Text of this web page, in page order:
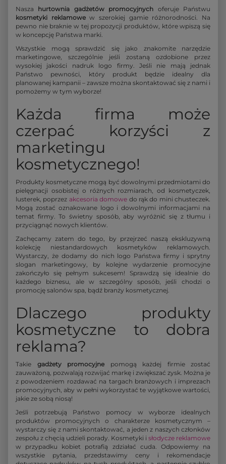
Nasza hurtownia gadżetów promocyjnych oferuje Państwu
kosmetyki reklamowew szerokiej gamie różnorodności. Na
pewno nie braknie w tej propozycji produktów, które wpiszą się
w koncepcję Państwa marki.
Wszystkie mogą sprawdzić się jako znakomite narzędzie
marketingowe, szczególnie jeśli zostaną ozdobione przez
wysokiej jakości nadruk logo firmy. Jeśli nie mają jednak
Państwo pewności, który produkt będzie idealny dla
planowanej kampanii – zawsze można skontaktować się z nami i
pomożemy w tym wyborze!
Każda firma może
czerpać korzyści z
marketingu
kosmetycznego!
Produkty kosmetyczne mogą być dowolnymi przedmiotami do
pielęgnacji osobistej o różnych rozmiarach, od kosmetyczek,
lusterek, poprzez akcesoria domowe do rąk do mini chusteczek.
Mogą zostać oznakowane logo i dowolnymi informacjami na
temat firmy. To świetny sposób, aby wyróżnić się z tłumu i
przyciągnąć nowych klientów.
Zachęcamy zatem do tego, by przejrzeć naszą ekskluzywną
kolekcję niestandardowych kosmetyków reklamowych.
Wystarczy, że dodamy do nich logo Państwa firmy i sprytny
slogan marketingowy, by kolejne wydarzenie promocyjne
zakończyło się pełnym sukcesem! Sprawdzą się idealnie do
każdego biznesu, ale w szczególny sposób, jeśli chodzi o
promocję salonów spa, bądź branży kosmetycznej.
Dlaczego produkty
kosmetyczne to dobra
reklama?
Takie gadżety promocyjne pomogą każdej firmie zostać
zauważoną, pozwalają rozwijać markę i zwiększać zysk. Można je
z powodzeniem rozdawać na targach branżowych i imprezach
promocyjnych, aby w pełni wykorzystać te wyjątkowe wartości,
jakie ze sobą niosą!
Jeśli potrzebują Państwo pomocy w wyborze idealnych
produktów promocyjnych o charakterze kosmetycznym –
wystarczy się z nami skontaktować, a jeden z naszych członków
zespołu z chęcią udzieli porady. Kosmetyki i słodycze reklamowe
w przypadku kobiet potrafią zdziałać cuda. Odpowiemy na
wszystkie pytania, przedstawimy ceny i rekomendacje